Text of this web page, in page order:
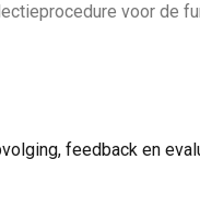
voor de
feedback en